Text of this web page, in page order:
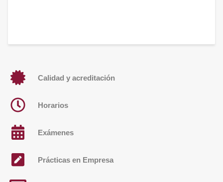
Calidad y acreditación
Horarios
Exámenes
Prácticas en Empresa